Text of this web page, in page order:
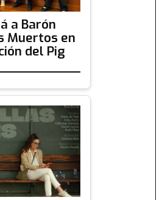
a Barón
Muertos en
del Pig